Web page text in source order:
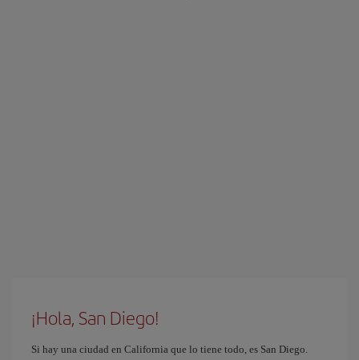
¡Hola, San Diego!
Si hay una ciudad en California que lo tiene todo, es San Diego.